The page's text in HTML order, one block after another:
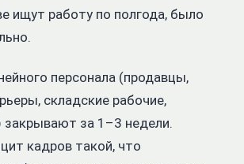
ищут работу по полгода, было
персонала (продавцы,
складские рабочие,
закрывают за 1–3 недели.
кадров такой, что